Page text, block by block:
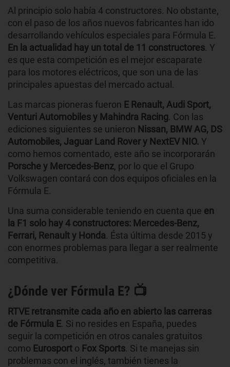
Al principio solo había 4 constructores. No obstante,
con el paso de los años nuevos fabricantes han ido
desarrollando vehículos especiales para Fórmula E.
En la actualidad hay un total de 11 constructores. Y
es que esta competición es el mejor escaparate
para los motores eléctricos, que son una de las
principales apuestas del mercado actual.
Las marcas pioneras fueron E Renault, Audi Sport,
Venturi Automobiles y Mahindra Racing. Con las
ediciones siguientes se unieron Nissan, BMW AG, DS
Automobiles, Jaguar Land Rover y NextEV NIO. Y
como hemos comentado, este año se incorporarán
Porsche y Mercedes-Benz, por lo que el Grupo
Volkswagen contará con dos equipos oficiales en la
Fórmula E.
Una suma considerable teniendo en cuenta que en
la F1 solo hay 4 constructores: Mercedes-Benz,
Ferrari, Renault y Honda. Ésta última desde 2015 y
con enormes problemas para llegar a ser realmente
competitiva.
¿Dónde ver Fórmula E? 📺
RTVE retransmite cada año en abierto las carreras
de Fórmula E. Si no resides en España, puedes
seguir la competición en otros canales gratuitos
como Eurosport o Fox Sports. Si te manejas sin
problemas con el inglés, también tienes la